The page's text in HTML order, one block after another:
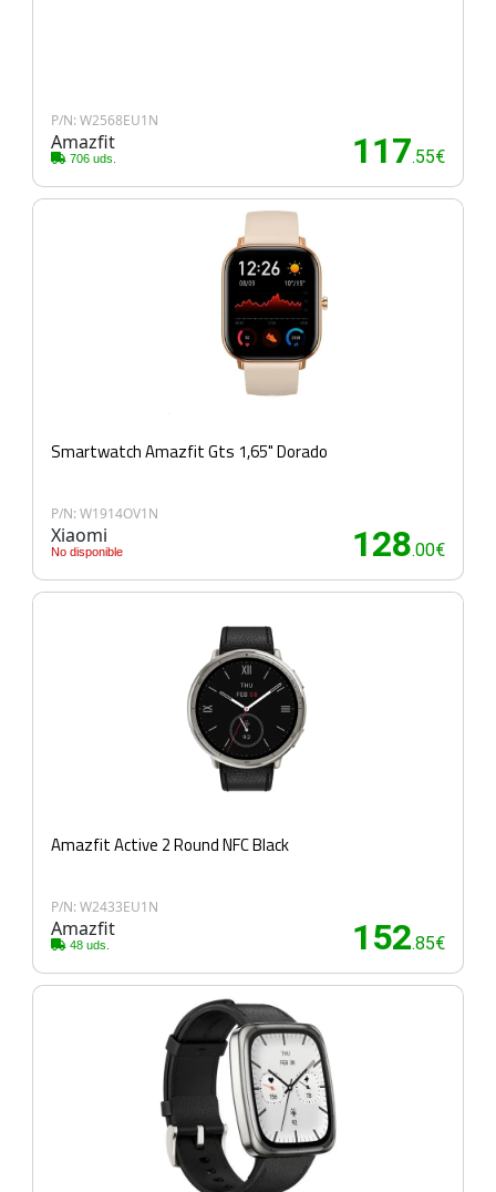
P/N: W2568EU1N
Amazfit
706 uds. 117.55€
Smartwatch Amazfit Gts 1,65" Dorado
P/N: W1914OV1N
Xiaomi
No disponible 128.00€
Amazfit Active 2 Round NFC Black
P/N: W2433EU1N
Amazfit
48 uds. 152.85€